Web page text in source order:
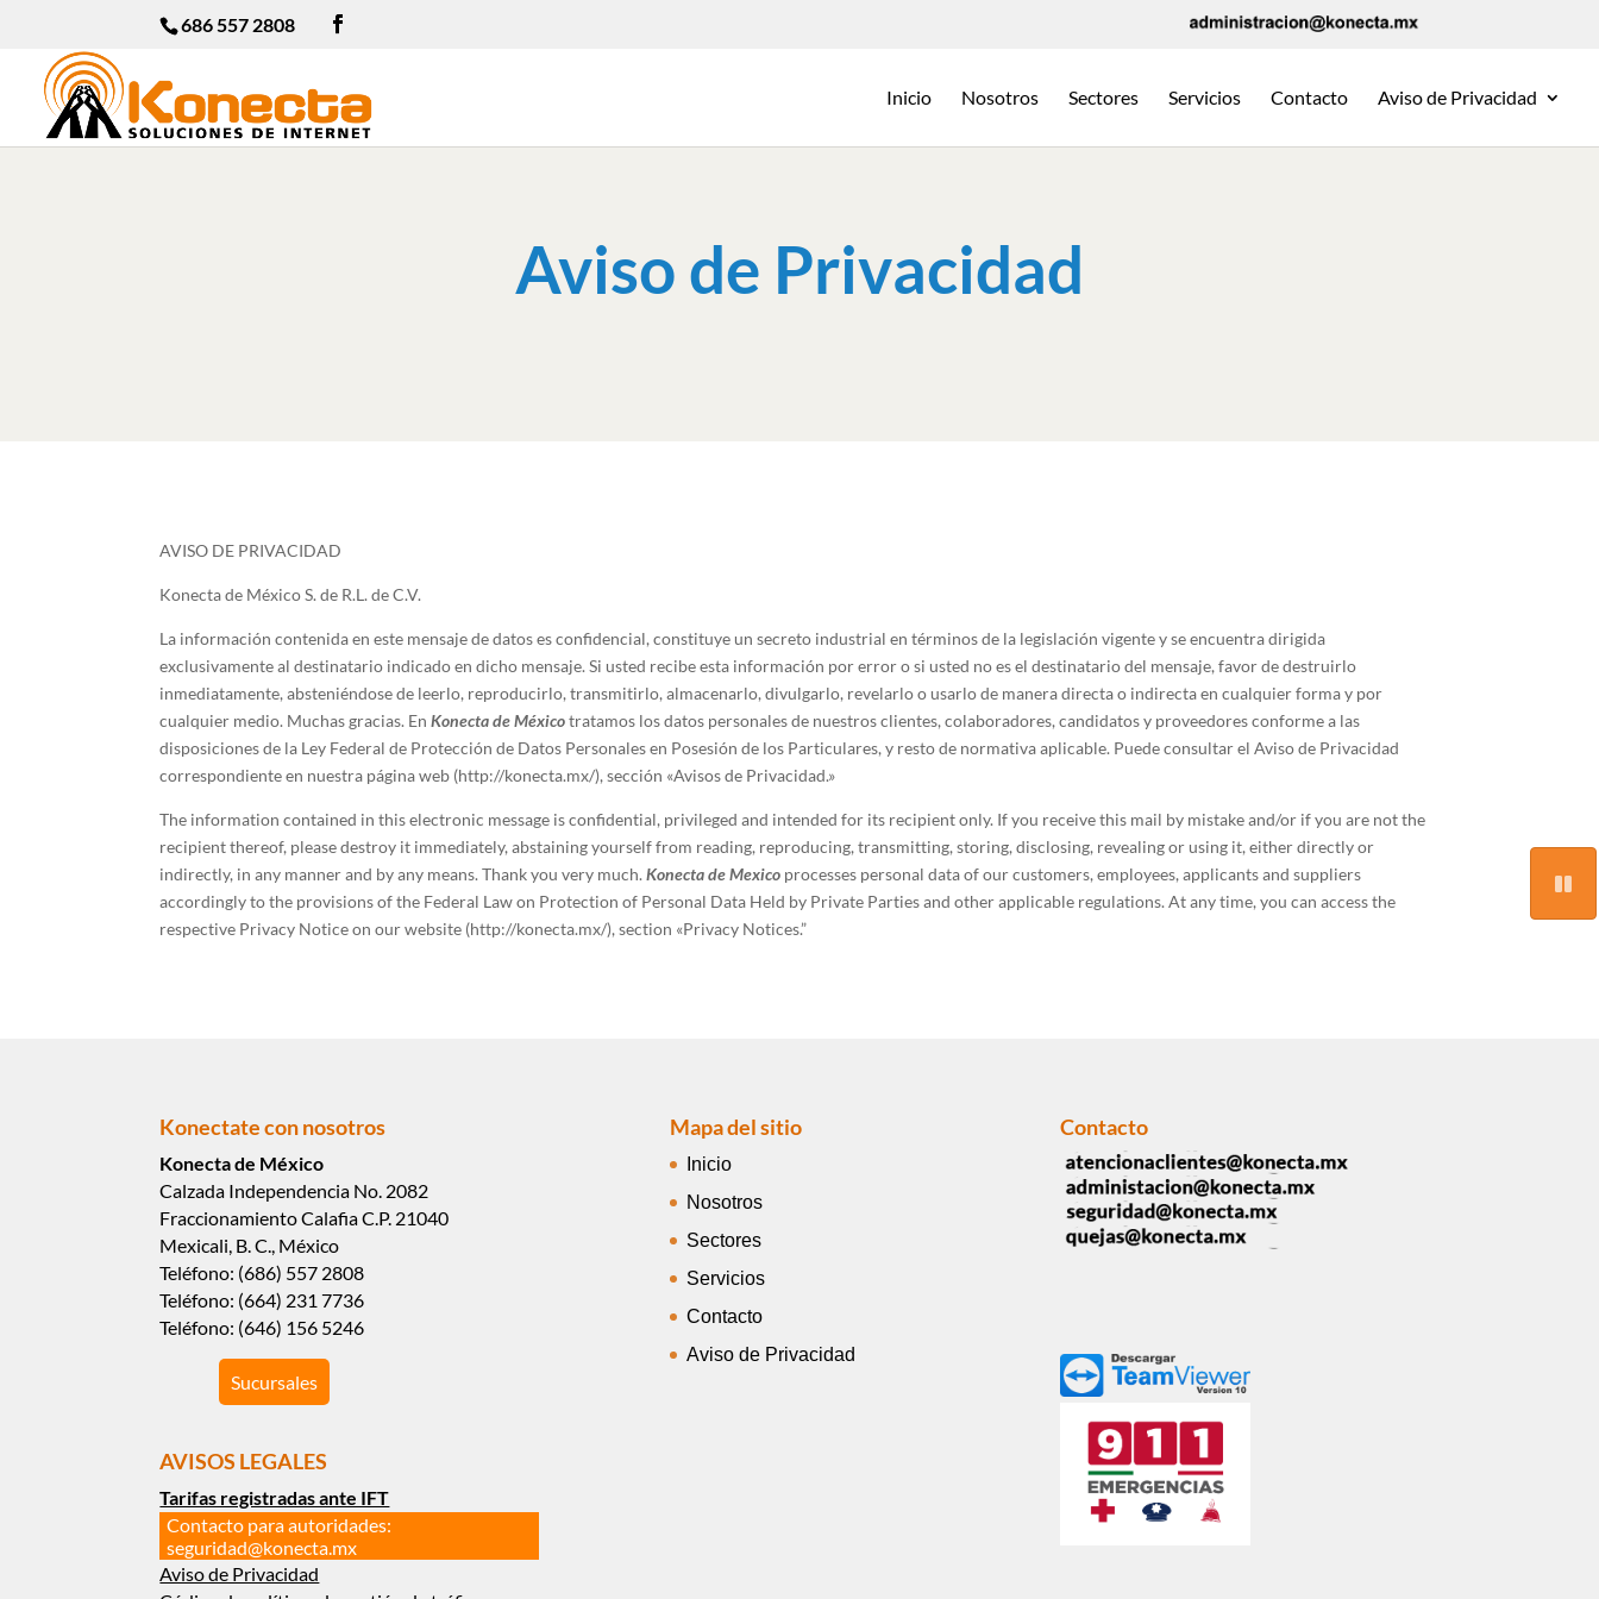
686 557 2808
Inicio Nosotros Sectores Servicios Contacto Aviso de Privacidad
Aviso de Privacidad
AVISO DE PRIVACIDAD
Konecta de México S. de R.L. de C.V.
La información contenida en este mensaje de datos es confidencial, constituye un secreto industrial en términos de la legislación vigente y se encuentra dirigida
exclusivamente al destinatario indicado en dicho mensaje. Si usted recibe esta información por error o si usted no es el destinatario del mensaje, favor de destruirlo
inmediatamente, absteniéndose de leerlo, reproducirlo, transmitirlo, almacenarlo, divulgarlo, revelarlo o usarlo de manera directa o indirecta en cualquier forma y por
cualquier medio. Muchas gracias. EnKonecta de Méxicotratamos los datos personales de nuestros clientes, colaboradores, candidatos y proveedores conforme a las
disposiciones de la Ley Federal de Protección de Datos Personales en Posesión de los Particulares, y resto de normativa aplicable. Puede consultar el Aviso de Privacidad
correspondiente en nuestra página web (http://konecta.mx/), sección «Avisos de Privacidad.»
The information contained in this electronic message is confidential, privileged and intended for its recipient only. If you receive this mail by mistake and/or if you are not the
recipient thereof, please destroy it immediately, abstaining yourself from reading, reproducing, transmitting, storing, disclosing, revealing or using it, either directly or
indirectly, in any manner and by any means. Thank you very much.Konecta de Mexico processes personal data of our customers, employees, applicants and suppliers
accordingly to the provisions of the Federal Law on Protection of Personal Data Held by Private Parties and other applicable regulations. At any time, you can access the
respective Privacy Notice on our website (http://konecta.mx/), section «Privacy Notices.”
Konectate con nosotros
Konecta de México
Calzada Independencia No. 2082
Fraccionamiento Calafia C.P. 21040
Mexicali, B. C., México
Teléfono: (686) 557 2808
Teléfono: (664) 231 7736
Teléfono: (646) 156 5246
Sucursales
AVISOS LEGALES
Tarifas registradas ante IFT
Contacto para autoridades:
seguridad@konecta.mx
Aviso de Privacidad
Mapa del sitio
Inicio
Nosotros
Sectores
Servicios
Contacto
Aviso de Privacidad
Contacto